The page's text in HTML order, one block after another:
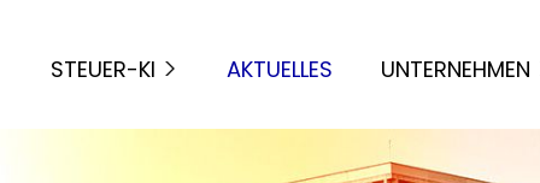
STEUER-KI AKTUELLES UNTERNEHMEN